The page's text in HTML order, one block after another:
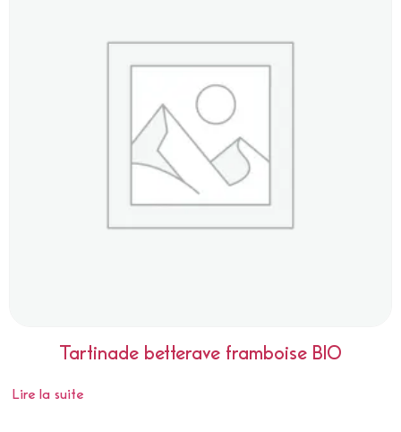
Tartinade betterave framboise BIO
Lire la suite